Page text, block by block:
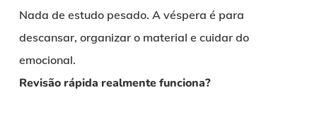
Nada de estudo pesado. A véspera é para
descansar, organizar o material e cuidar do
emocional.
Revisão rápida realmente funciona?